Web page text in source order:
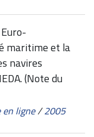
maritime et la
navires
(Note du
en ligne/2005